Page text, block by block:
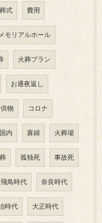
葬式 費用
モリアルホール
火葬プラン
お通夜返し
供物 コロナ
国内 寡婦 火葬場
孤独死 事故死
飛鳥時代 奈良時代
時代 大正時代